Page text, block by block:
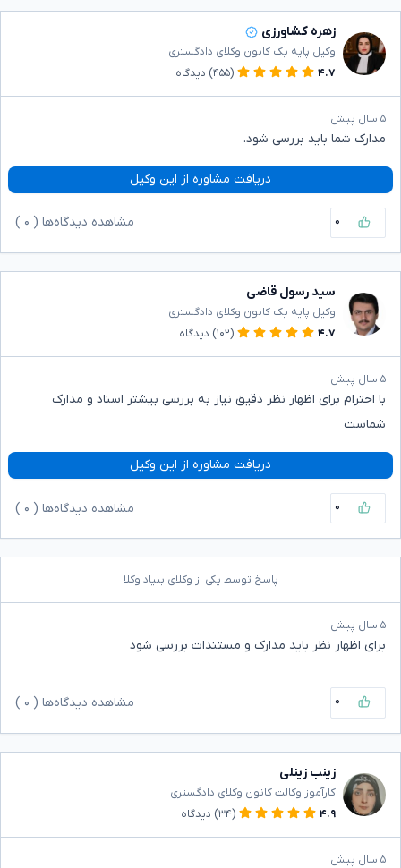
زهره کشاورزی
وکیل پایه یک کانون وکلای دادگستری
۴.۷
(۴۵۵) دیدگاه
۵ سال پیش
مدارک شما باید بررسی شود.
دریافت مشاوره از این وکیل
۰ مشاهده دیدگاه‌ها ( ۰
سید رسول قاضی
وکیل پایه یک کانون وکلای دادگستری
۴.۷
(۱۰۲) دیدگاه
۵ سال پیش
با احترام برای اظهار نظر دقیق نیاز به بررسی بیشتر اسناد و مدارک
شماست
دریافت مشاوره از این وکیل
۰ مشاهده دیدگاه‌ها ( ۰
پاسخ توسط یکی از وکلای بنیاد وکلا
۵ سال پیش
برای اظهار نظر باید مدارک و مستندات بررسی شود
۰ مشاهده دیدگاه‌ها ( ۰
زینب زینلی
کارآموز وکالت کانون وکلای دادگستری
۴.۹
(۳۴) دیدگاه
۵ سال پیش